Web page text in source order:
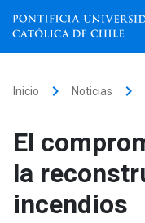
Facultades, escuelas e
institutos
Investigación
Inicio keyboard_arrow_right Noticias keyboard_arrow_right
El
la
incendios